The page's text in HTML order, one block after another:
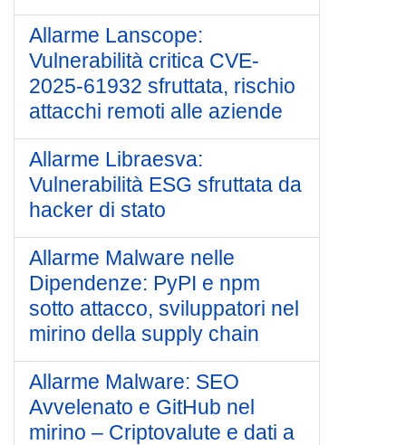
Allarme Lanscope:
Vulnerabilità critica CVE-
2025-61932 sfruttata, rischio
attacchi remoti alle aziende
Allarme Libraesva:
Vulnerabilità ESG sfruttata da
hacker di stato
Allarme Malware nelle
Dipendenze: PyPI e npm
sotto attacco, sviluppatori nel
mirino della supply chain
Allarme Malware: SEO
Avvelenato e GitHub nel
mirino – Criptovalute e dati a